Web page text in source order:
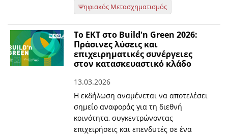
Ψηφιακός Μετασχηματισμός
Το ΕΚΤ στο Build'n Green 2026:
Πράσινες λύσεις και
επιχειρηματικές συνέργειες
στον κατασκευαστικό κλάδο
13.03.2026
Η εκδήλωση αναμένεται να αποτελέσει
σημείο αναφοράς για τη διεθνή
κοινότητα, συγκεντρώνοντας
επιχειρήσεις και επενδυτές σε ένα